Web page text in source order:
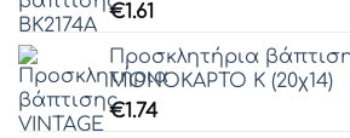
€1.61
Προσκλητήρια
ΜΟΝΟΚΑΡΤΟ Κ (20χ14)
€1.74